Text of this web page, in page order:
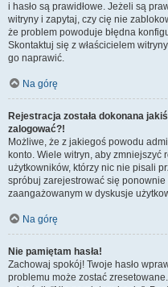
i hasło są prawidłowe. Jeżeli są
witryny i zapytaj, czy cię nie
że problem powoduje błędna
Skontaktuj się z właścicielem
go naprawić.
Na górę
Rejestracja została dokonana
zalogować?!
Możliwe, że z jakiegoś powodu
konto. Wiele witryn, aby
użytkowników, którzy nic nie pisali
spróbuj zarejestrować się
zaangażowanym w dyskusje
Na górę
Nie pamiętam hasła!
Zachowaj spokój! Twoje hasło
problemu może zostać